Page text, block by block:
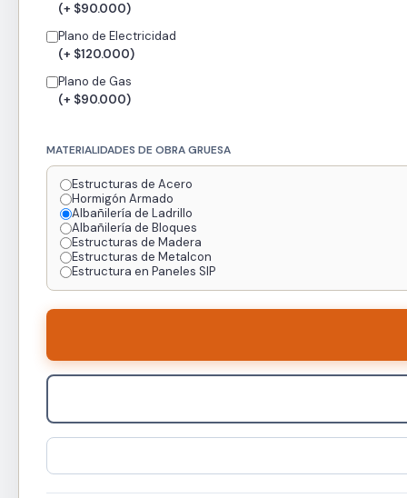
(+ $90.000)
Plano de Electricidad
(+ $120.000)
Plano de Gas
(+ $90.000)
MATERIALIDADES DE OBRA GRUESA
Estructuras de Acero
Hormigón Armado
Albañilería de Ladrillo
Albañilería de Bloques
Estructuras de Madera
Estructuras de Metalcon
Estructura en Paneles SIP